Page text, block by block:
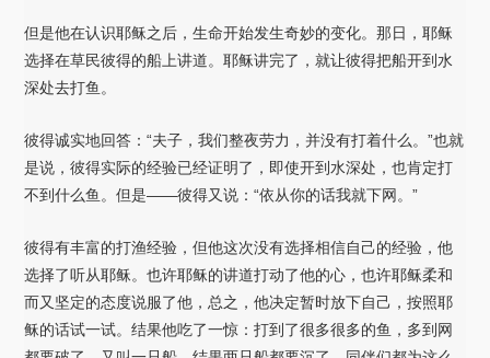
但是他在认识耶稣之后，生命开始发生奇妙的变化。那日，耶稣
选择在草民彼得的船上讲道。耶稣讲完了，就让彼得把船开到水
深处去打鱼。
彼得诚实地回答：“夫子，我们整夜劳力，并没有打着什么。”也就
是说，彼得实际的经验已经证明了，即使开到水深处，也肯定打
不到什么鱼。但是——彼得又说：“依从你的话我就下网。”
彼得有丰富的打渔经验，但他这次没有选择相信自己的经验，他
选择了听从耶稣。也许耶稣的讲道打动了他的心，也许耶稣柔和
而又坚定的态度说服了他，总之，他决定暂时放下自己，按照耶
稣的话试一试。结果他吃了一惊：打到了很多很多的鱼，多到网